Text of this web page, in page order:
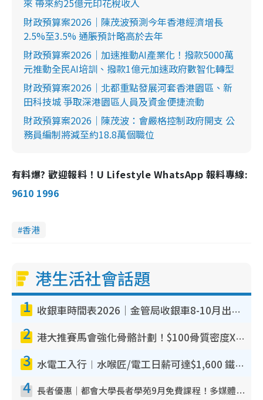
來 帶來約25億元印花稅收入
財政預算案2026｜陳茂波預測今年香港經濟增長
2.5%至3.5% 通脹預計略高於去年
財政預算案2026｜加速推動AI產業化！撥款5000萬
元推動全民AI培訓、撥款1億元加速政府數智化轉型
財政預算案2026｜北都重點發展河套香港園區、新
田科技城 爭取深港園區人員及資金便捷流動
財政預算案2026｜陳茂波：會嚴格控制政府開支 公
務員編制將減至約18.8萬個職位
有料爆? 歡迎報料！U Lifestyle WhatsApp 報料專線:
9610 1996
香港
港生活社會話題
1 收銀車時間表2026｜金管局收銀車8-10月出沒地點+時間！無須手續費！硬幣免費轉現鈔或增值至八達通
2 港大推賽馬會強化骨骼計劃！$100骨質密度X光檢查 完成免費運動訓練送超市禮券！附參加資格
3 水電工入行︱水喉匠/電工日薪可達$1,600 鐵飯碗職業難被AI取代！附薪酬參考＋入行考牌途徑
4 長者優惠｜都會大學長者學苑9月免費課程！多媒體/微電影創作/網絡安全 附報名方法教學